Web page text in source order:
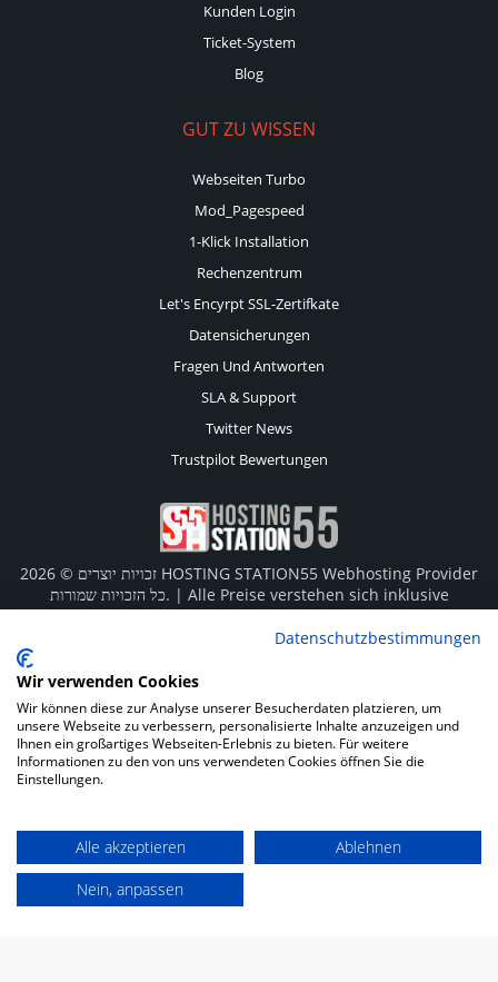
Kunden Login
Ticket-System
Blog
GUT ZU WISSEN
Webseiten Turbo
Mod_Pagespeed
1-Klick Installation
Rechenzentrum
Let's Encyrpt SSL-Zertifkate
Datensicherungen
Fragen Und Antworten
SLA & Support
Twitter News
Trustpilot Bewertungen
זכויות יוצרים © 2026 HOSTING STATION55 Webhosting Provider
כל הזכויות שמורות. | Alle Preise verstehen sich inklusive
Mehrwertsteuer von derzeit 19%. Die angegebenen Preise
sind Monatsgebühren und für die gesamte Vertragslaufzeit
Behörden und Öffentlichen Dienst auf Anfrage bei allen
Tarifen möglich.
Logos und Markenzeichen sind Eigentum der jeweiligen
Hersteller. Irrtümer vorbehalten.
Datenschutzbestimmungen
Wir verwenden Cookies
Wir können diese zur Analyse unserer Besucherdaten platzieren, um
unsere Webseite zu verbessern, personalisierte Inhalte anzuzeigen und
Ihnen ein großartiges Webseiten-Erlebnis zu bieten. Für weitere
Informationen zu den von uns verwendeten Cookies öffnen Sie die
Einstellungen.
Alle akzeptieren
Ablehnen
Nein, anpassen